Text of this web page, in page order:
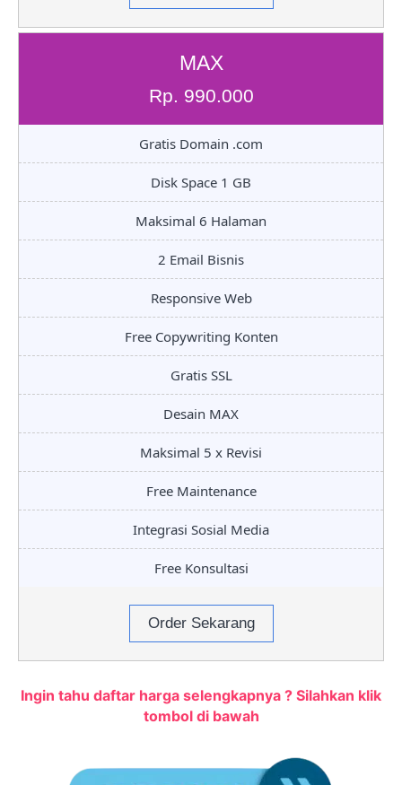
MAX
Rp. 990.000
Gratis Domain .com
Disk Space 1 GB
Maksimal 6 Halaman
2 Email Bisnis
Responsive Web
Free Copywriting Konten
Gratis SSL
Desain MAX
Maksimal 5 x Revisi
Free Maintenance
Integrasi Sosial Media
Free Konsultasi
Order Sekarang
Ingin tahu daftar harga selengkapnya ? Silahkan klik
tombol di bawah